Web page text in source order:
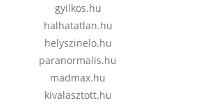
gyilkos.hu
halhatatlan.hu
helyszinelo.hu
paranormalis.hu
madmax.hu
kivalasztott.hu